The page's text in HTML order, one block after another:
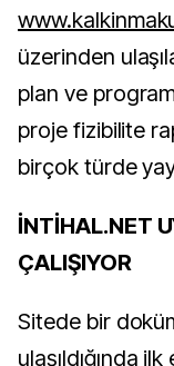
üzerinden
plan ve
proje fizibilite
birçok türde
İNTİHAL.NET
ÇALIŞIYOR
Sitede bir
ulaşıldığında